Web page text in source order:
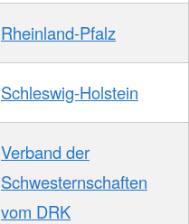
Rheinland-Pfalz
Schleswig-Holstein
Verband der
Schwesternschaften
vom DRK